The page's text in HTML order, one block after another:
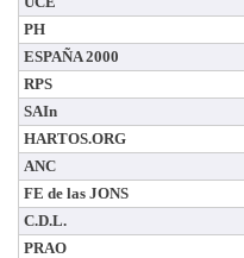
PH
ESPAÑA 2000
RPS
SAIn
HARTOS.ORG
ANC
FE de las JONS
C.D.L.
PRAO